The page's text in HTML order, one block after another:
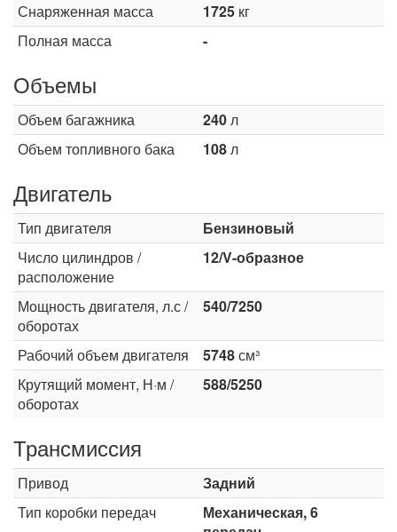
Снаряженная масса 1725 кг
Полная масса
-
Объемы
Объем багажника 240л
Объем топливного бака
108л
Двигатель
Тип двигателя
Бензиновый
Число цилиндров /
расположение
12/V-образное
Мощность двигателя, л.с /
оборотах
540/7250
Рабочий объем двигателя 5748см³
Крутящий момент, Н·м /
оборотах
588/5250
Трансмиссия
Привод
Задний
Тип коробки передач
Механическая, 6